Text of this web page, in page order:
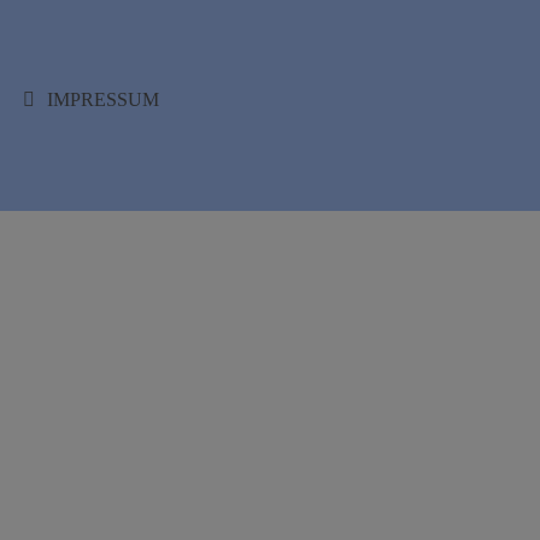
IMPRESSUM